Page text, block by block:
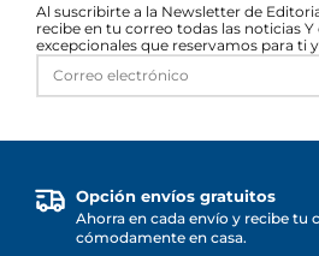
Al suscribirte a la Newsletter de
recibe en tu correo todas las noticias Y
excepcionales que reservamos para ti
Opción envíos gratuitos
Ahorra en cada envío y recibe tu
cómodamente en casa.